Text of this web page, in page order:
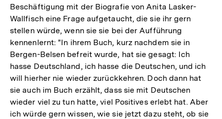
Beschäftigung mit der Biografie von Anita Lasker-
Wallfisch eine Frage aufgetaucht, die sie ihr gern
stellen würde, wenn sie sie bei der Aufführung
kennenlernt: "In ihrem Buch, kurz nachdem sie in
Bergen-Belsen befreit wurde, hat sie gesagt: Ich
hasse Deutschland, ich hasse die Deutschen, und ich
will hierher nie wieder zurückkehren. Doch dann hat
sie auch im Buch erzählt, dass sie mit Deutschen
wieder viel zu tun hatte, viel Positives erlebt hat. Aber
ich würde gern wissen, wie sie jetzt dazu steht, ob sie